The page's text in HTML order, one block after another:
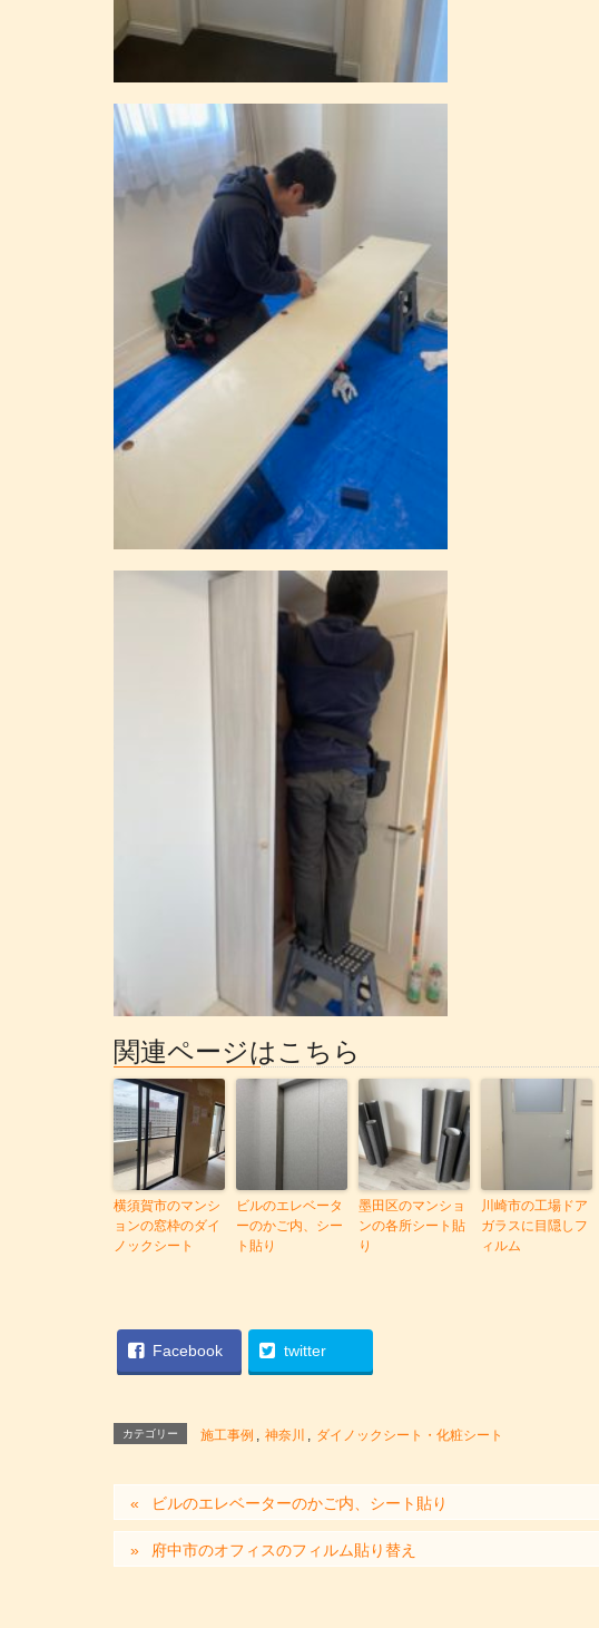
関連ページはこちら
横須賀市のマンシ
ョンの窓枠のダイ
ノックシート
ビルのエレベータ
ーのかご内、シー
ト貼り
墨田区のマンショ
ンの各所シート貼
り
川崎市の工場ドア
ガラスに目隠しフ
ィルム
Facebook twitter
カテゴリー 施工事例 , 神奈川 , ダイノックシート・化粧シート
ビルのエレベーターのかご内、シート貼り
府中市のオフィスのフィルム貼り替え